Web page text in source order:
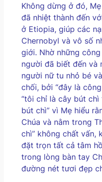
Không dừng ở đó,
đã nhiệt thành đến
ở Etiopia, giúp các
Chernobyl và vô số
giới. Nhờ những
người đã biết đến và
người nữ tu nhỏ bé
chối, bởi “đây là
“tôi chỉ là cây bút chì
bút chì” vì Mẹ hiểu
Chúa và nằm trong
chì” không chất vấn,
đặt trọn tất cả tâm
trong lòng bàn tay
đường nét tươi đẹp